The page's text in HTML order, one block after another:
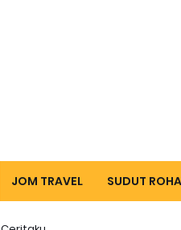
JOM TRAVEL SUDUT